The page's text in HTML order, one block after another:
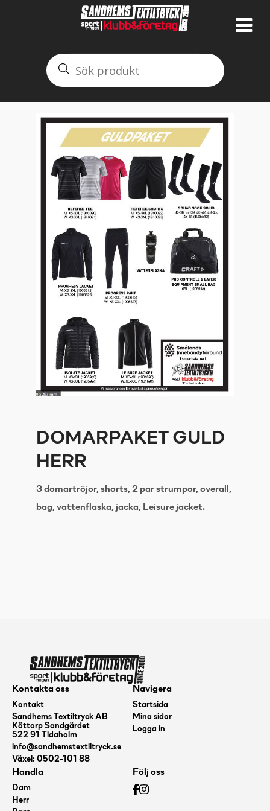
DOMARPAKET GULD
HERR
3 domartröjor, shorts, 2 par strumpor, overall,
bag, vattenflaska, jacka, Leisure jacket.
Kontakta oss
Kontakt
Sandhems Textiltryck AB
Köttorp Sandgärdet
522 91 Tidaholm
info@sandhemstextiltryck.se
Växel: 0502-101 88
Navigera
Startsida
Mina sidor
Logga in
Handla
Dam
Herr
Följ oss